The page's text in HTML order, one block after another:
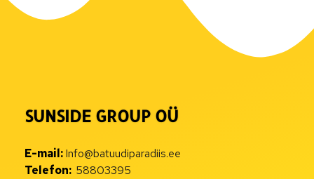
SUNSIDE GROUP OÜ
E-mail:Info@batuudiparadiis.ee
Telefon: 58803395